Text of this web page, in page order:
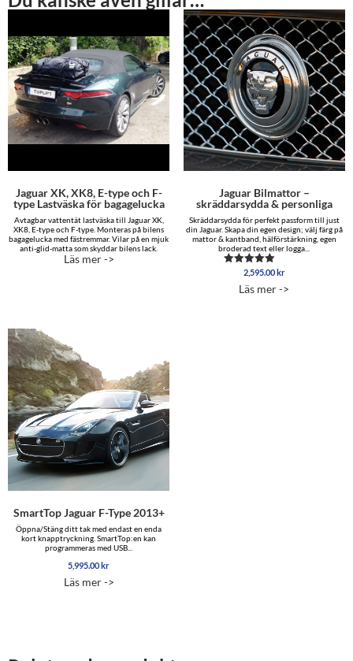
Jaguar XK, XK8, E-type och F-
type Lastväska för bagagelucka
Avtagbar vattentät lastväska till Jaguar XK,
XK8, E-type och F-type. Monteras på bilens
bagagelucka med fästremmar. Vilar på en mjuk
anti-glid-matta som skyddar bilens lack.
Läs mer ->
Jaguar Bilmattor –
skräddarsydda & personliga
Skräddarsydda för perfekt passform till just
din Jaguar. Skapa din egen design; välj färg på
mattor & kantband, hälförstärkning, egen
broderad text eller logga...
Betygsatt
av 5
2,595.00 kr
Läs mer ->
SmartTop Jaguar F-Type 2013+
Öppna/Stäng ditt tak med endast en enda
kort knapptryckning. SmartTop:en kan
programmeras med USB...
5,995.00kr
Läs mer ->